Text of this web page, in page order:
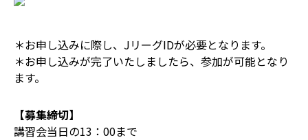
＊お申し込みに際し、JリーグIDが必要となります。
＊お申し込みが完了いたしましたら、参加が可能となり
ます。
【募集締切】
講習会当日の13：00まで